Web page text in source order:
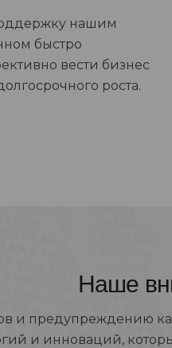
нашим
быстро
вести бизнес
роста.
Наше
предупреждению
и инноваций,